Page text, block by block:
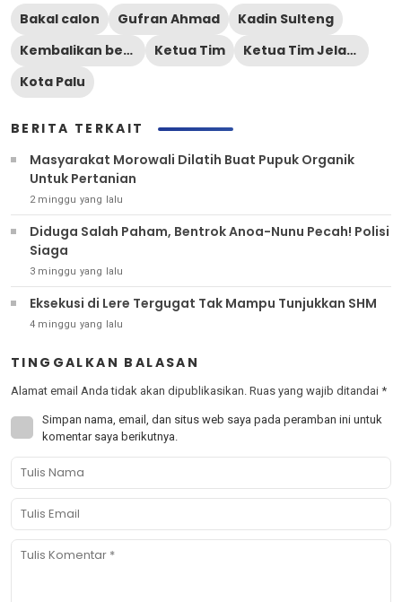
Bakal calon Gufran Ahmad
Kadin Sulteng
Kembalikan berkas
Ketua Tim
Ketua Tim Jelaskan
Kota Palu
BERITA TERKAIT
Masyarakat Morowali Dilatih Buat Pupuk Organik
Untuk Pertanian
2 minggu yang lalu
Diduga Salah Paham, Bentrok Anoa-Nunu Pecah! Polisi
Siaga
3 minggu yang lalu
Eksekusi di Lere Tergugat Tak Mampu Tunjukkan SHM
4 minggu yang lalu
TINGGALKAN BALASAN
Alamat email Anda tidak akan dipublikasikan. Ruas yang wajib ditandai *
Simpan nama, email, dan situs web saya pada peramban ini untuk
komentar saya berikutnya.